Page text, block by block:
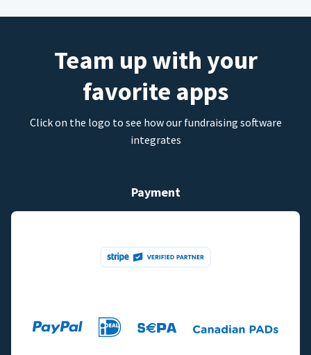
Team up with your
favorite apps
Click on the logo to see how our fundraising software
integrates
Payment